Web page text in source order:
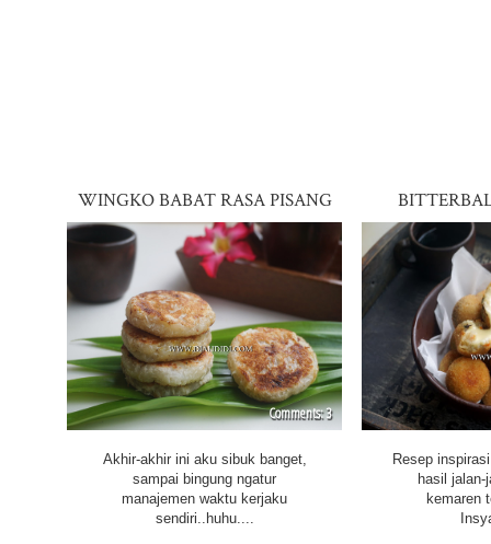
WINGKO BABAT RASA PISANG
Akhir-akhir ini aku sibuk banget,
sampai bingung ngatur
manajemen waktu kerjaku
sendiri..huhu....
3
Resep
hasil jalan-
kemaren